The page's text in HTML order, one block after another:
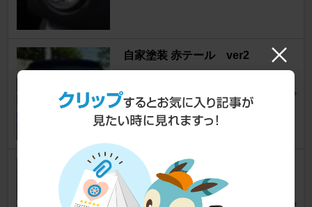
自家塗装 赤テール ver2
2
JANUS V1（ドライブレコーダ
ー）
アテンザスポーツワゴン